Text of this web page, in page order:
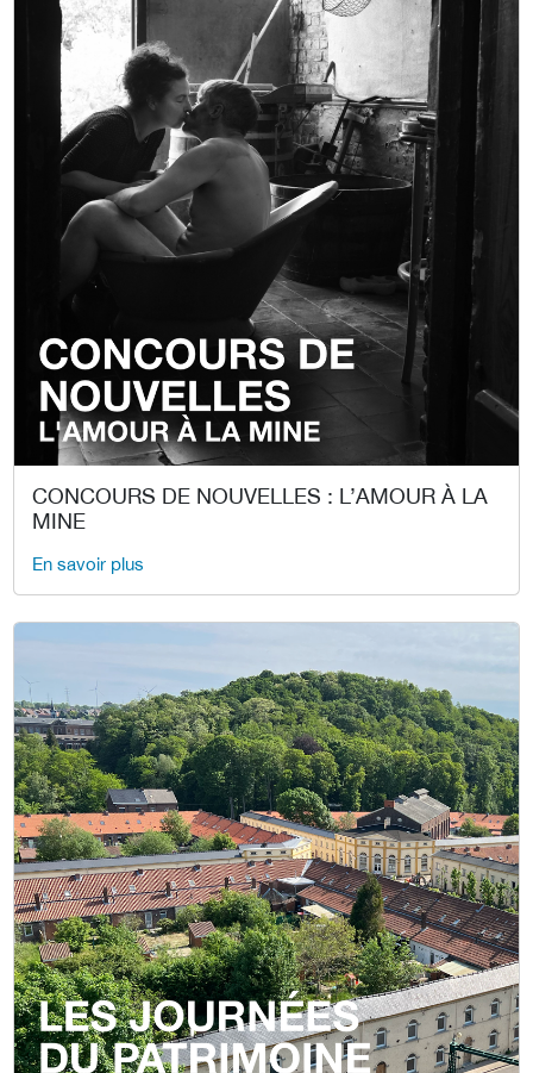
CONCOURS DE NOUVELLES : L’AMOUR À LA
MINE
En savoir plus